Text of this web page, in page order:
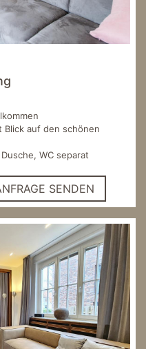
Blick auf den schönen
WC separat
SENDEN